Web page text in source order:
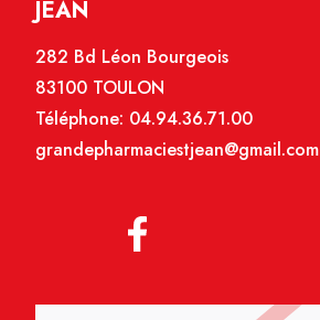
JEAN
282 Bd Léon Bourgeois
83100 TOULON
Téléphone: 04.94.36.71.00
grandepharmaciestjean@gmail.com